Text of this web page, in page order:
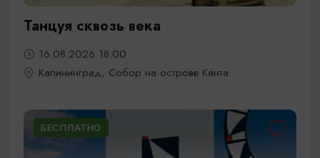
Танцуя сквозь века
16.08.2026 18:00
Калининград, Собор на острове Канта
БЕСПЛАТНО